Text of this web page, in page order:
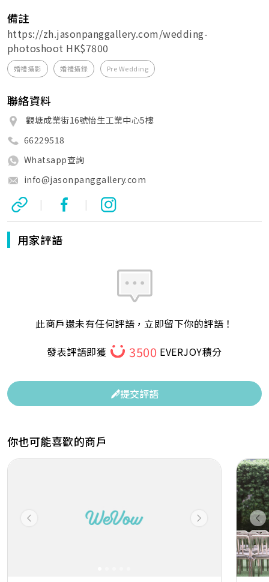
備註
https://zh.jasonpanggallery.com/wedding-
photoshoot HK$7800
婚禮攝影 婚禮攝錄 Pre Wedding
聯絡資料
觀塘成業街16號怡生工業中心5樓
66229518
Whatsapp查詢
info@jasonpanggallery.com
| |
用家評語
此商戶還未有任何評語，立即留下你的評語！
發表評語即獲
3500 EVERJOY積分
提交評語
你也可能喜歡的商戶
Previous Next